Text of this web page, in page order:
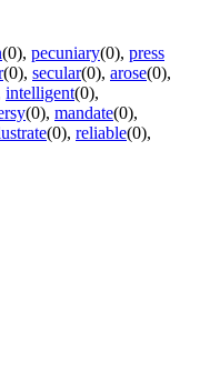
(0), pecuniary(0), press
(0), secular(0), arose(0),
intelligent(0),
(0), mandate(0),
(0), reliable(0),